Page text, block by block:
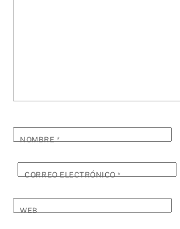
NOMBRE*
CORREO ELECTRÓNICO*
WEB